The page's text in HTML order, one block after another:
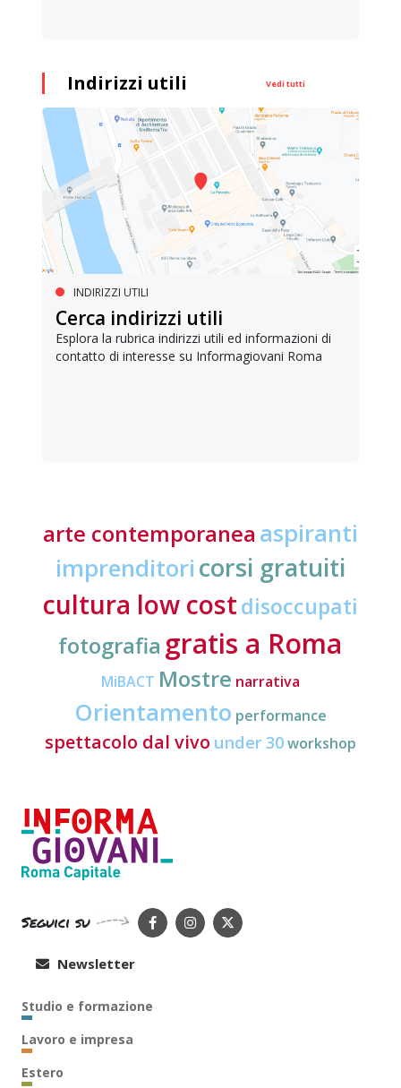
Indirizzi utili Vedi tutti
INDIRIZZI UTILI
Cerca indirizzi utili
Esplora la rubrica indirizzi utili ed informazioni di
contatto di interesse su Informagiovani Roma
arte contemporanea aspiranti
imprenditori corsi gratuiti
cultura low costdisoccupati
fotografia gratis a Roma
MiBACT Mostre narrativa
Orientamento performance
spettacolo dal vivo under 30workshop
Seguici su
Newsletter
Studio e formazione
Lavoro e impresa
Estero